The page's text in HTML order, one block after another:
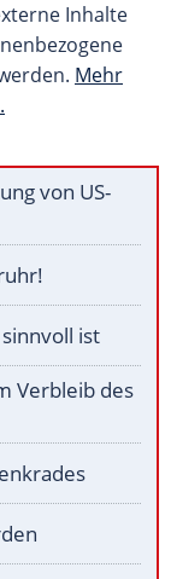
Inhalte
Mehr
von US-
ist
Verbleib des